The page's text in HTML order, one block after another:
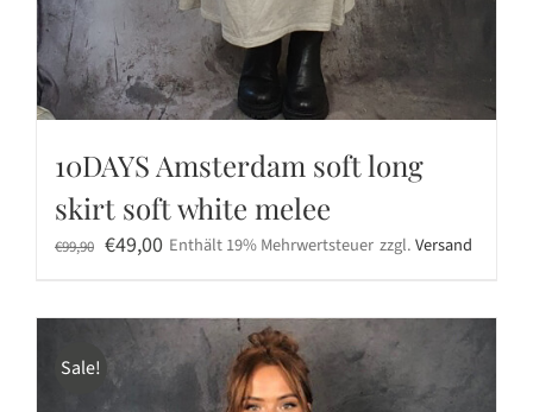
10DAYS Amsterdam soft long
skirt soft white melee
€99,90 Ursprünglicher
€99,90
€49,00Aktueller
€49,00.
Enthält 19% Mehrwertsteuer zzgl.Versand
Sale!